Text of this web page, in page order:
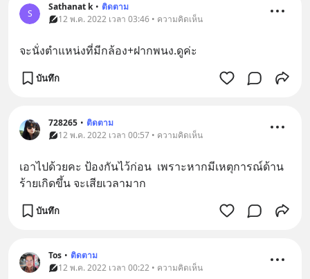
S
Sathanat k • ติดตาม
12 พ.ค. 2022 เวลา 03:46 • ความคิดเห็น
จะนั่งตำแหน่งที่มีกล้อง+ฝากพนง.ดูค่ะ
บันทึก
728265 • ติดตาม
12 พ.ค. 2022 เวลา 00:57 • ความคิดเห็น
เอาไปด้วยคะ ป้องกันไว้ก่อน  เพราะหากมีเหตุการณ์ด้าน
ร้ายเกิดขึ้น จะเสียเวลามาก
บันทึก
Tos • ติดตาม
12 พ.ค. 2022 เวลา 00:22 • ความคิดเห็น